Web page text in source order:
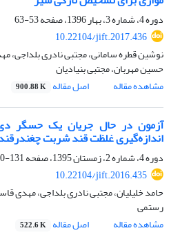
دوره 4، شماره 3، بهار 1396، صفحه
53-63
10.22104/jift.2017.436
نوشین قطره سامانی، مجتبی نادری بلداجی،
حسین مهربان، مجتبی بنیادیان
مشاهده مقاله
اصل مقاله 900.88 K
آزمون در حال جریان یک حسگر
اندازه‌گیری غلظت قند شربت
دوره 4، شماره 2، زمستان 1395، صفحه
131-140
10.22104/jift.2016.435
حامد خلیلیان، مجتبی نادری بلداجی، مهدی
رستمی
مشاهده مقاله
اصل مقاله 522.6 K